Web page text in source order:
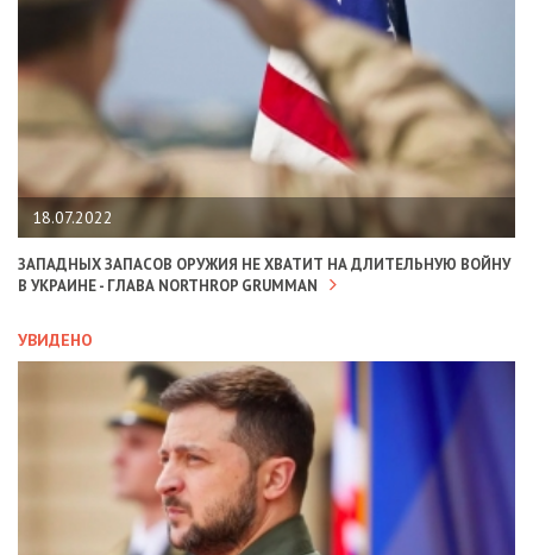
18.07.2022
ЗАПАДНЫХ ЗАПАСОВ ОРУЖИЯ НЕ ХВАТИТ НА ДЛИТЕЛЬНУЮ ВОЙНУ
В УКРАИНЕ - ГЛАВА NORTHROP GRUMMAN
УВИДЕНО